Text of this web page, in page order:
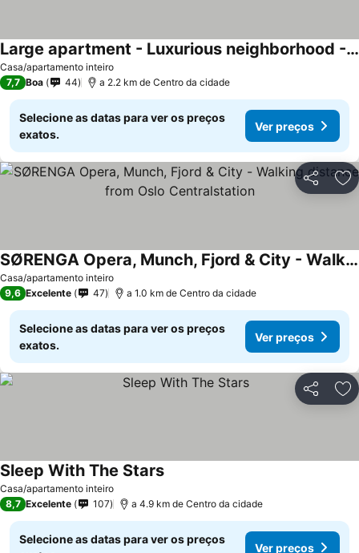
Casa/apartamento inteiro
Large apartment - Luxurious neighborhood - 8 pax
7,7 Boa 44 a 2.2 km de Centro da cidade
Selecione as datas para ver os preços
exatos.
Ver preços
Partilhar
Casa/apartamento inteiro
SØRENGA Opera, Munch, Fjord & City - Walking distance from Oslo Centralstation
9,6 Excelente 47 a 1.0 km de Centro da cidade
Selecione as datas para ver os preços
exatos.
Ver preços
Partilhar
Casa/apartamento inteiro
Sleep With The Stars
8,7 Excelente 107 a 4.9 km de Centro da cidade
Selecione as datas para ver os preços
Ver preços